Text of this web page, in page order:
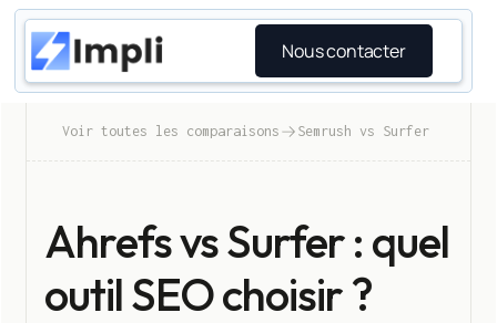
Nous contacter
Voir toutes les comparaisons Semrush vs Surfer
Ahrefs vs Surfer : quel
outil SEO choisir ?